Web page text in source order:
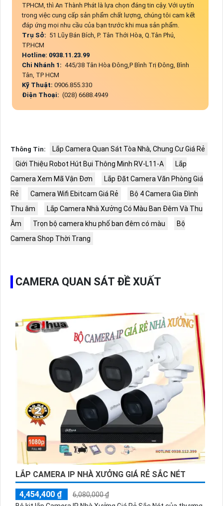
TPHCM, thì An Thành Phát là lựa chọn đáng tin cậy. Với uy tín
trong việc cung cấp sản phẩm chất lượng, chúng tôi cam kết
đáp ứng mọi nhu cầu của bạn trước khi mua sản phẩm.
Trụ Sở: 51 Lũy Bán Bích, P. Tân Thới Hòa, Q.Tân Phú,
TP.HCM
Hotline: 0938.11.23.99
Chi Nhánh 1: 445/38 Tân Hòa Đông,P Bình Trị Đông, Bình
Tân, TP HCM
Kỹ Thuật: 0906.855.330
Điện Thoại: (028) 6688.4949
Thông Tin:
Lắp Camera Quan Sát Tòa Nhà, Chung Cư Giá Rẻ
Giới Thiệu Robot Hút Bụi Thông Minh RV-L11-A
Lắp
Camera Xem Mã Vận Đơn
Lắp Đặt Camera Văn Phòng Giá
Rẻ
Camera Wifi Ebitcam Giá Rẻ
Bộ 4 Camera Gia Đình
Thu âm
Lắp Camera Nhà Xưởng Có Màu Ban Đêm Và Thu
Âm
Trọn bộ camera khu phố ban đêm có màu
Bộ
Camera Shop Thời Trang
CAMERA QUAN SÁT ĐỀ XUẤT
LẮP CAMERA IP NHÀ XƯỞNG GIÁ RẺ SẮC NÉT
4,454,400 ₫
6,080,000 ₫